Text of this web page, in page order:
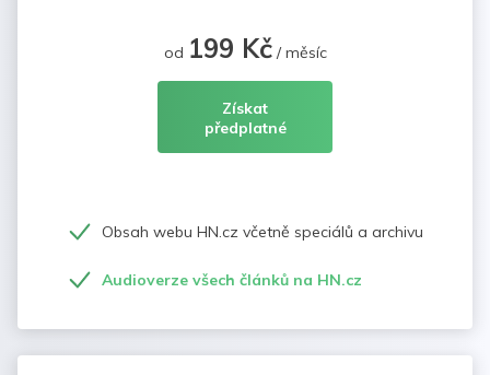
od 199 Kč/ měsíc
Získat
předplatné
Obsah webu HN.cz včetně speciálů a archivu
Audioverze všech článků na HN.cz